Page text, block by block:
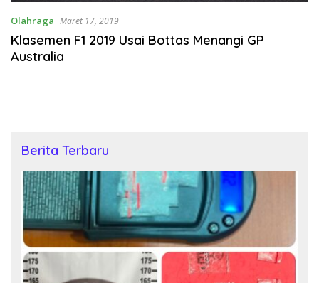
Olahraga Maret 17, 2019
Klasemen F1 2019 Usai Bottas Menangi GP
Australia
Berita Terbaru